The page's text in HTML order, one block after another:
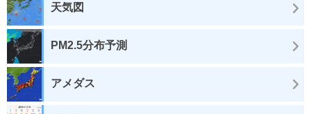
天気図
PM2.5分布予測
アメダス